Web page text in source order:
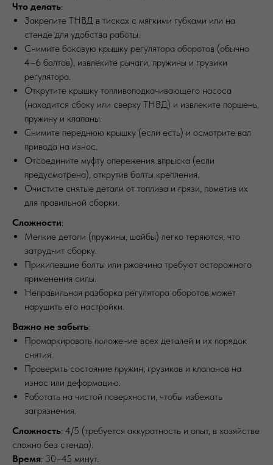
Что делать:
Закрепите ТНВД в тисках с мягкими губками или на
стенде для удобства работы.
Снимите боковую крышку регулятора оборотов (обычно
4–6 болтов), извлеките рычаги, пружины и грузики
регулятора.
Открутите крышку топливоподкачивающего насоса
(находится сбоку или сверху ТНВД) и извлеките поршень,
пружину и клапаны.
Снимите переднюю крышку (если есть) и осмотрите вал
привода на износ.
Отсоедините муфту опережения впрыска (если
предусмотрена), открутив болты крепления.
Очистите снятые детали от топлива и грязи, пометив их
для правильной сборки.
Сложности:
Мелкие детали (пружины, шайбы) легко теряются, что
затруднит сборку.
Прикипевшие болты или ржавчина требуют осторожного
применения силы.
Неправильная разборка регулятора оборотов может
нарушить его настройки.
Важно не забыть:
Промаркировать положение всех деталей и их порядок
снятия.
Проверить состояние пружин, грузиков и клапанов на
износ или деформацию.
Работать на чистой поверхности, чтобы избежать
загрязнения.
Сложность: 4/5 (требуется аккуратность и опыт, в хозяйстве
сложно без стенда).
Время: 30–45 минут.